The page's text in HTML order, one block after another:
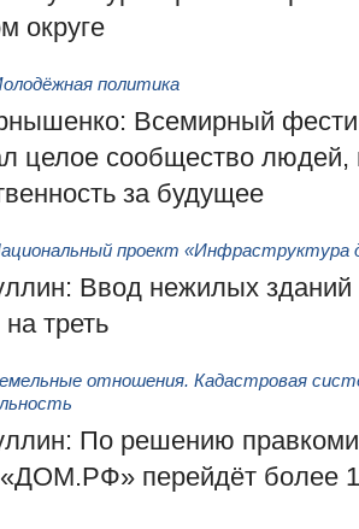
округе
политика
Всемирный
целое сообщество людей,
за будущее
проект «Инфраструктура
Ввод нежилых зданий
треть
отношения. Кадастровая
По решению
перейдёт более